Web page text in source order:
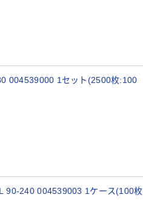
004539000 1セット(2500枚:100
90-240 004539003 1ケース(100枚